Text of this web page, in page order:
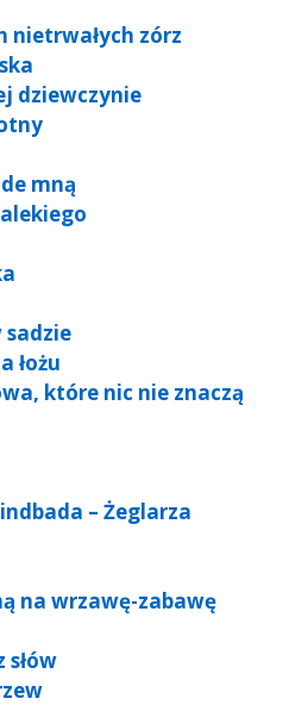
nietrwałych zórz
dziewczynie
mną
sadzie
łożu
które nic nie znaczą
– Żeglarza
na wrzawę-zabawę
słów